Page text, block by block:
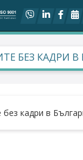
БЕЗ КАДРИ В